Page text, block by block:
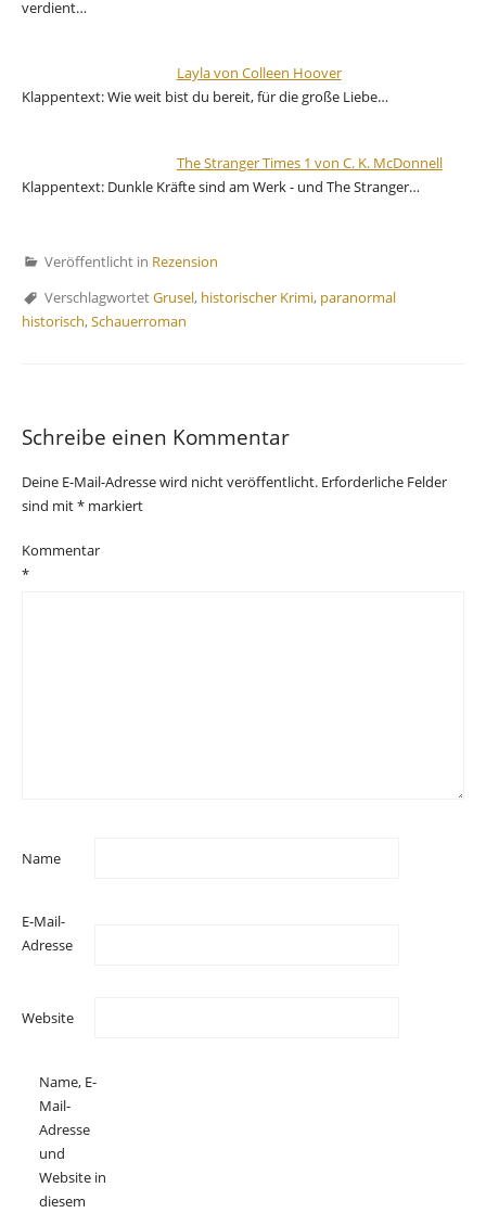
verdient…
Layla von Colleen Hoover
Klappentext: Wie weit bist du bereit, für die große Liebe…
The Stranger Times 1 von C. K. McDonnell
Klappentext: Dunkle Kräfte sind am Werk - und The Stranger…
Veröffentlicht in Rezension
VerschlagwortetGrusel, historischer Krimi, paranormal
historisch,Schauerroman
Schreibe einen Kommentar
Deine E-Mail-Adresse wird nicht veröffentlicht. Erforderliche Felder
sind mit* markiert
Kommentar
*
Name
E-Mail-
Adresse
Website
Name, E-
Mail-
Adresse
und
Website in
diesem